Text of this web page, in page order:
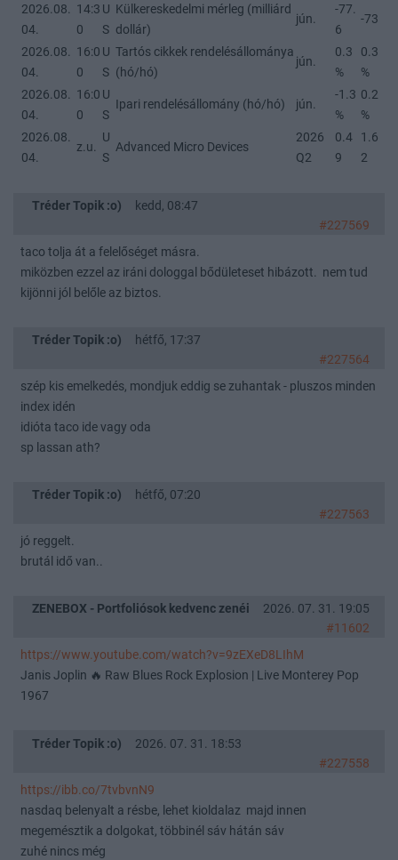
2026.08.
04.
14:3
0
U
S
Külkereskedelmi mérleg (milliárd
dollár)
jún.
-77.
6
-73
2026.08.
04.
16:0
0
U
S
Tartós cikkek rendelésállománya
(hó/hó)
jún.
0.3
%
0.3
%
2026.08.
04.
16:0
0
U
S
Ipari rendelésállomány (hó/hó) jún.
-1.3
%
0.2
%
2026.08.
04.
z.u.
U
S
Advanced Micro Devices
2026
Q2
0.4
9
1.6
2
Tréder Topik :o)
kedd, 08:47
#227569
taco tolja át a felelőséget másra.
miközben ezzel az iráni dologgal bődületeset hibázott. nem tud
kijönni jól belőle az biztos.
Tréder Topik :o)
hétfő, 17:37
#227564
szép kis emelkedés, mondjuk eddig se zuhantak - pluszos minden
index idén
idióta taco ide vagy oda
sp lassan ath?
Tréder Topik :o)
hétfő, 07:20
#227563
jó reggelt.
brutál idő van..
ZENEBOX - Portfoliósok kedvenc zenéi
2026. 07. 31. 19:05
#11602
https://www.youtube.com/watch?v=9zEXeD8LIhM
Janis Joplin 🔥 Raw Blues Rock Explosion | Live Monterey Pop
1967
Tréder Topik :o)
2026. 07. 31. 18:53
#227558
https://ibb.co/7tvbvnN9
nasdaq belenyalt a résbe, lehet kioldalaz majd innen
megemésztik a dolgokat, többinél sáv hátán sáv
zuhé nincs még